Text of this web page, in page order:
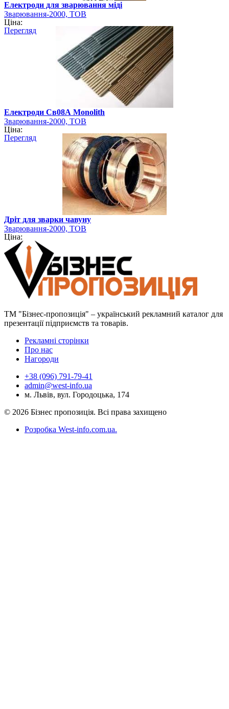
Електроди для зварювання міді
Зварювання-2000, ТОВ
Ціна:
Перегляд
Електроди Св08А Monolith
Зварювання-2000, ТОВ
Ціна:
Перегляд
Дріт для зварки чавуну
Зварювання-2000, ТОВ
Ціна:
ТМ "Бізнес-пропозиція" – український рекламний каталог для
презентації підприємств та товарів.
Рекламні сторінки
Про нас
Нагороди
+38 (096) 791-79-41
admin@west-info.ua
м. Львів, вул. Городоцька, 174
© 2026 Бізнес пропозиція. Всі права захищено
Розробка West-info.com.ua.